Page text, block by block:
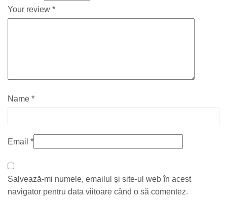
Your review *
Name *
Email *
Salvează-mi numele, emailul și site-ul web în acest
navigator pentru data viitoare când o să comentez.